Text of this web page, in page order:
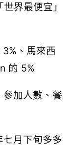
界最便宜」
、馬來西
的 5%
加人數、餐
月下旬多多